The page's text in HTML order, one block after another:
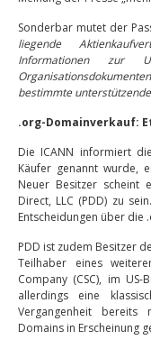
Sonderbar mutet der
liegende
Informationen zur
bestimmte
.org-Domainverkauf:
Die ICANN informiert
Käufer genannt wurde,
Neuer Besitzer scheint
Direct, LLC (PDD) zu
Entscheidungen über die
PDD ist zudem Besitzer
Teilhaber eines
Company (CSC), im
allerdings eine
Vergangenheit bereits
Domains in Erscheinung